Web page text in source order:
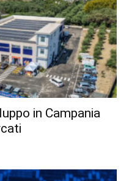
in Campania